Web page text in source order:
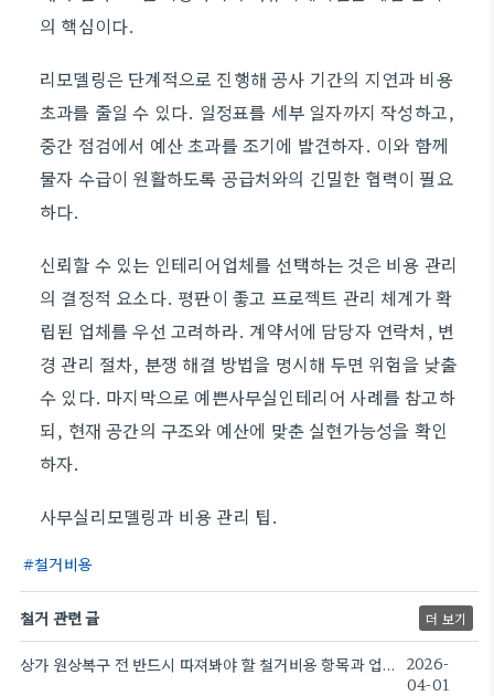
의 핵심이다.
리모델링은 단계적으로 진행해 공사 기간의 지연과 비용
초과를 줄일 수 있다. 일정표를 세부 일자까지 작성하고,
중간 점검에서 예산 초과를 조기에 발견하자. 이와 함께
물자 수급이 원활하도록 공급처와의 긴밀한 협력이 필요
하다.
신뢰할 수 있는 인테리어업체를 선택하는 것은 비용 관리
의 결정적 요소다. 평판이 좋고 프로젝트 관리 체계가 확
립된 업체를 우선 고려하라. 계약서에 담당자 연락처, 변
경 관리 절차, 분쟁 해결 방법을 명시해 두면 위험을 낮출
수 있다. 마지막으로 예쁜사무실인테리어 사례를 참고하
되, 현재 공간의 구조와 예산에 맞춘 실현가능성을 확인
하자.
사무실리모델링과 비용 관리 팁.
철거비용
철거 관련 글 더 보기
상가 원상복구 전 반드시 따져봐야 할 철거비용 항목과 업체 선정 시 주의점
2026-
04-01